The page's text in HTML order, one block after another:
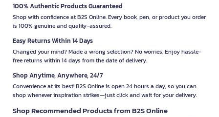
100% Authentic Products Guaranteed
Shop with confidence at B2S Online. Every book, pen, or product you order
is 100% genuine and quality-assured.
Easy Returns Within 14 Days
Changed your mind? Made a wrong selection? No worries. Enjoy hassle-
free returns within 14 days from the date of delivery.
Shop Anytime, Anywhere, 24/7
Convenience at its best! B2S Online is open 24 hours a day, so you can
shop whenever inspiration strikes—just click and wait for your delivery.
Shop Recommended Products from B2S Online